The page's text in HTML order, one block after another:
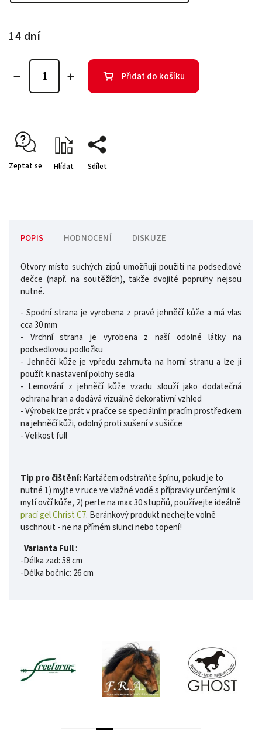
14 dní
Přidat do košíku
Zeptat se Hlídat Sdílet
POPIS HODNOCENÍ DISKUZE
Otvory místo suchých zipů umožňují použití na podsedlové
dečce (např. na soutěžích), takže dvojité popruhy nejsou
nutné.
- Spodní strana je vyrobena z pravé jehněčí kůže a má vlas
cca 30 mm
- Vrchní strana je vyrobena z naší odolné látky na
podsedlovou podložku
- Jehněčí kůže je vpředu zahrnuta na horní stranu a lze ji
použít k nastavení polohy sedla
- Lemování z jehněčí kůže vzadu slouží jako dodatečná
ochrana hran a dodává vizuálně dekorativní vzhled
- Výrobek lze prát v pračce se speciálním pracím prostředkem
na jehněčí kůži, odolný proti sušení v sušičce
- Velikost full
Tip pro čištění:Kartáčem odstraňte špínu, pokud je to
nutné 1) myjte v ruce ve vlažné vodě s přípravky určenými k
mytí ovčí kůže, 2) perte na max 30 stupňů, používejte ideálně
prací gel Christ C7. Beránkový produkt nechejte volně
uschnout - ne na přímém slunci nebo topení!
Varianta Full:
-Délka zad: 58 cm
-Délka bočnic: 26 cm